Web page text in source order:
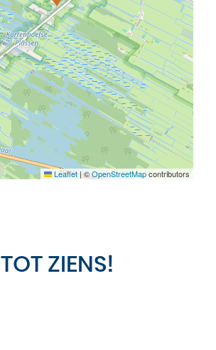
Leaflet|©OpenStreetMapcontributors
TOT ZIENS!